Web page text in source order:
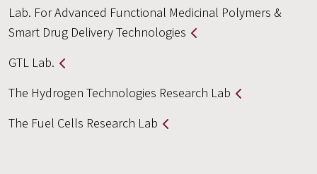
Lab. For Advanced Functional Medicinal Polymers &
Smart Drug Delivery Technologies
GTL Lab.
The Hydrogen Technologies Research Lab
The Fuel Cells Research Lab